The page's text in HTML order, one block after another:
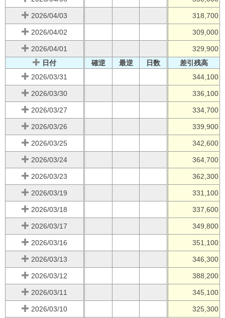
2026/04/03 318,700
2026/04/02 309,000
2026/04/01
329,900
日付
確逆 最逆 日数
差引残高
2026/03/31
344,100
2026/03/30 336,100
2026/03/27 334,700
2026/03/26 339,900
2026/03/25 342,600
2026/03/24 364,700
2026/03/23 362,300
2026/03/19 331,100
2026/03/18 337,600
2026/03/17 349,800
2026/03/16 351,100
2026/03/13 346,300
2026/03/12 388,200
2026/03/11 345,100
2026/03/10 325,300